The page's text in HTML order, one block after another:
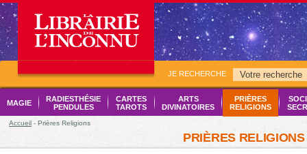
JE RECHERCHE
MAGIE
RADIESTHÉSIE
PENDULES
CARTES
TAROTS
ARTS
DIVINATOIRES
PRIÈRES
RELIGIONS
Accueil - Prières Religions
PRIÈRES RELIGIONS